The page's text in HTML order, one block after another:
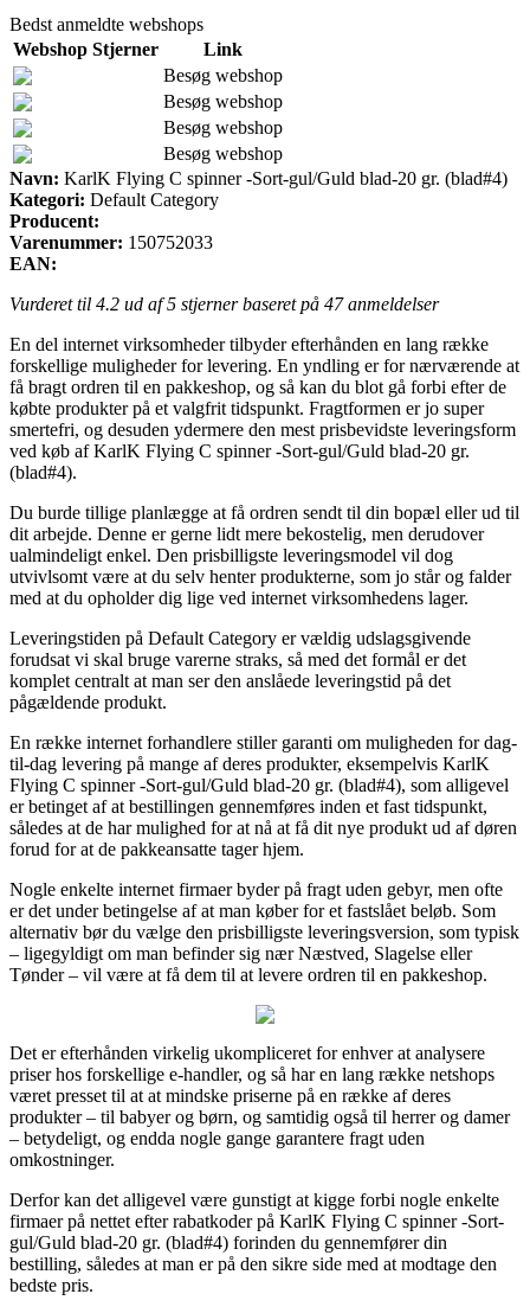
Bedst anmeldte webshops
Webshop Stjerner
Link
Besøg webshop
Besøg webshop
Besøg webshop
Besøg webshop
Navn: KarlK Flying C spinner -Sort-gul/Guld blad-20 gr. (blad#4)
Kategori: Default Category
Producent:
Varenummer: 150752033
EAN:
Vurderet til 4.2 ud af 5 stjerner baseret på 47anmeldelser
En del internet virksomheder tilbyder efterhånden en lang række
forskellige muligheder for levering. En yndling er for nærværende at
få bragt ordren til en pakkeshop, og så kan du blot gå forbi efter de
købte produkter på et valgfrit tidspunkt. Fragtformen er jo super
smertefri, og desuden ydermere den mest prisbevidste leveringsform
ved køb af KarlK Flying C spinner -Sort-gul/Guld blad-20 gr.
(blad#4).
Du burde tillige planlægge at få ordren sendt til din bopæl eller ud til
dit arbejde. Denne er gerne lidt mere bekostelig, men derudover
ualmindeligt enkel. Den prisbilligste leveringsmodel vil dog
utvivlsomt være at du selv henter produkterne, som jo står og falder
med at du opholder dig lige ved internet virksomhedens lager.
Leveringstiden på Default Category er vældig udslagsgivende
forudsat vi skal bruge varerne straks, så med det formål er det
komplet centralt at man ser den anslåede leveringstid på det
pågældende produkt.
En række internet forhandlere stiller garanti om muligheden for dag-
til-dag levering på mange af deres produkter, eksempelvis KarlK
Flying C spinner -Sort-gul/Guld blad-20 gr. (blad#4), som alligevel
er betinget af at bestillingen gennemføres inden et fast tidspunkt,
således at de har mulighed for at nå at få dit nye produkt ud af døren
forud for at de pakkeansatte tager hjem.
Nogle enkelte internet firmaer byder på fragt uden gebyr, men ofte
er det under betingelse af at man køber for et fastslået beløb. Som
alternativ bør du vælge den prisbilligste leveringsversion, som typisk
– ligegyldigt om man befinder sig nær Næstved, Slagelse eller
Tønder – vil være at få dem til at levere ordren til en pakkeshop.
Det er efterhånden virkelig ukompliceret for enhver at analysere
priser hos forskellige e-handler, og så har en lang række netshops
været presset til at at mindske priserne på en række af deres
produkter – til babyer og børn, og samtidig også til herrer og damer
– betydeligt, og endda nogle gange garantere fragt uden
omkostninger.
Derfor kan det alligevel være gunstigt at kigge forbi nogle enkelte
firmaer på nettet efter rabatkoder på KarlK Flying C spinner -Sort-
gul/Guld blad-20 gr. (blad#4) forinden du gennemfører din
bestilling, således at man er på den sikre side med at modtage den
bedste pris.